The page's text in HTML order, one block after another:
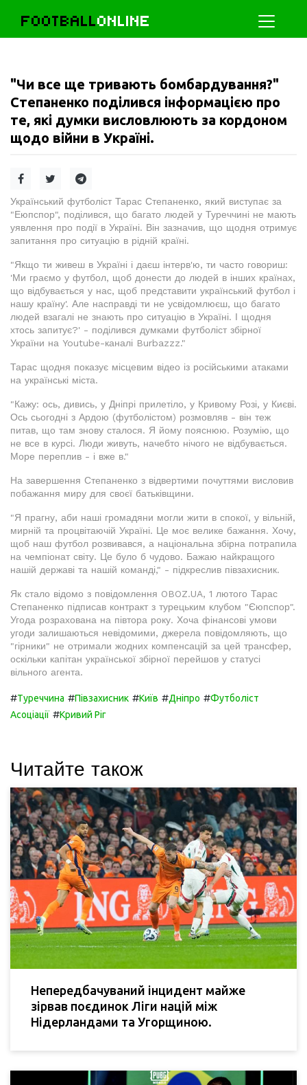
FOOTBALLONLINE
"Чи все ще тривають бомбардування?"
Степаненко поділився інформацією про
те, які думки висловлюють за кордоном
щодо війни в Україні.
Український футболіст Тарас Степаненко, який виступає за
"Еюпспор", поділився, що багато людей у Туреччині не мають
уявлення про події в Україні. Він зазначив, що щодня отримує
запитання про ситуацію в рідній країні.
"Якщо ти живеш в Україні і даєш інтерв'ю, ти часто говориш:
'Ми граємо у футбол, щоб донести до людей в інших країнах,
що відбувається у нас, щоб представити український футбол і
нашу країну'. Але насправді ти не усвідомлюєш, що багато
людей взагалі не знають про ситуацію в Україні. І щодня
хтось запитує?' - поділився думками футболіст збірної
України на Youtube-каналі Burbazzz."
Тарас щодня показує місцевим відео із російськими атаками
на українські міста.
"Кажу: ось, дивись, у Дніпрі прилетіло, у Кривому Розі, у Києві.
Ось сьогодні з Ардою (футболістом) розмовляв - він теж
питав, що там знову сталося. Я йому пояснюю. Розумію, що
не все в курсі. Люди живуть, начебто нічого не відбувається.
Море переплив - і вже в."
На завершення Степаненко з відвертими почуттями висловив
побажання миру для своєї батьківщини.
"Я прагну, аби наші громадяни могли жити в спокої, у вільній,
мирній та процвітаючій Україні. Це моє велике бажання. Хочу,
щоб наш футбол розвивався, а національна збірна потрапила
на чемпіонат світу. Це було б чудово. Бажаю найкращого
нашій державі та нашій команді," - підкреслив півзахисник.
Як стало відомо з повідомлення OBOZ.UA, 1 лютого Тарас
Степаненко підписав контракт з турецьким клубом "Єюпспор".
Угода розрахована на півтора року. Хоча фінансові умови
угоди залишаються невідомими, джерела повідомляють, що
"гірники" не отримали жодних компенсацій за цей трансфер,
оскільки капітан української збірної перейшов у статусі
вільного агента.
#Туреччина #Півзахисник #Київ #Дніпро #Футболіст
Асоціації #Кривий Ріг
Читайте також
Непередбачуваний інцидент майже
зірвав поєдинок Ліги націй між
Нідерландами та Угорщиною.